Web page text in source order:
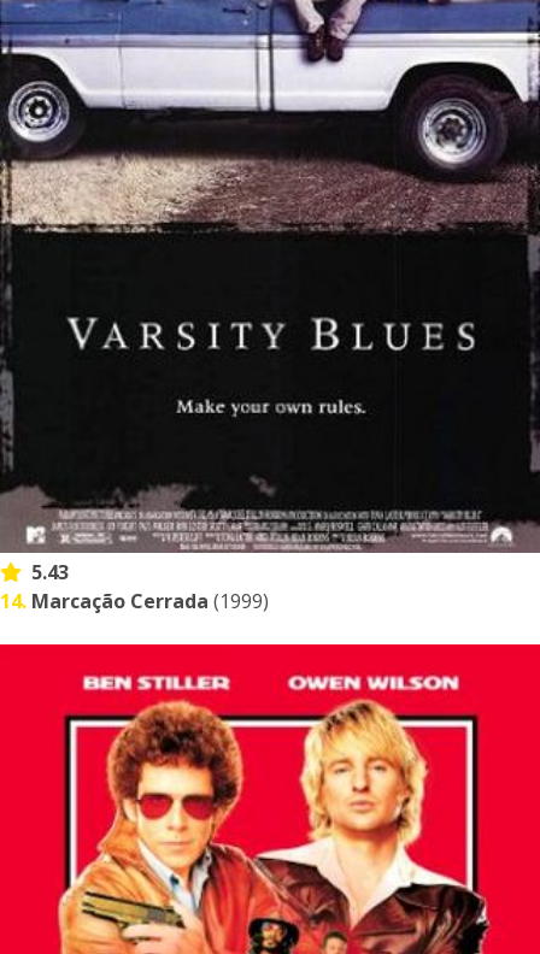
5.43
14. Marcação Cerrada (1999)